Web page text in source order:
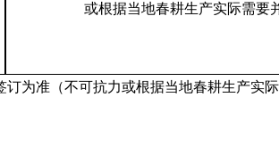
或根据当地春耕生产实际需要
为准（不可抗力或根据当地春耕生产实